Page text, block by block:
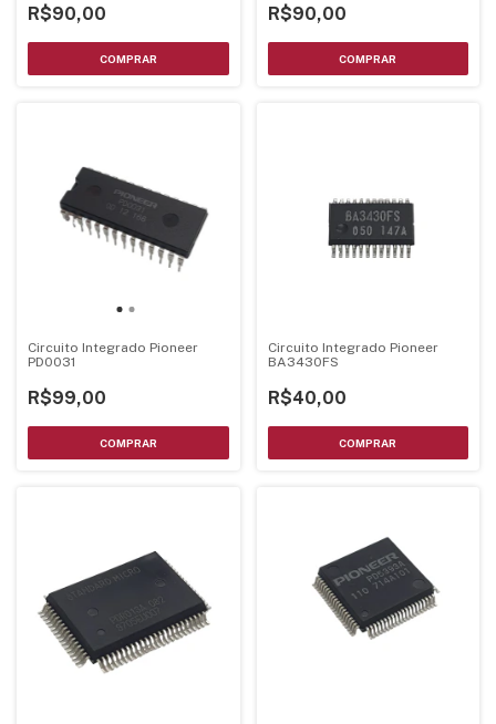
R$90,00 R$90,00
Circuito Integrado Pioneer
PD0031
R$99,00
Circuito Integrado Pioneer
BA3430FS
R$40,00